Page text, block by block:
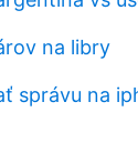
na libry
správu na